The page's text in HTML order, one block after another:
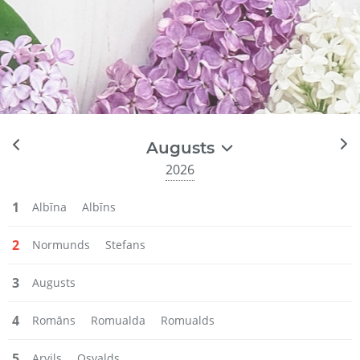
Augusts
2026
1 Albīna Albīns
2 Normunds Stefans
3 Augusts
4 Romāns Romualda Romualds